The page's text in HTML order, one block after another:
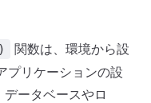
関数は、環境から設
プリケーションの設
ータベースやロ